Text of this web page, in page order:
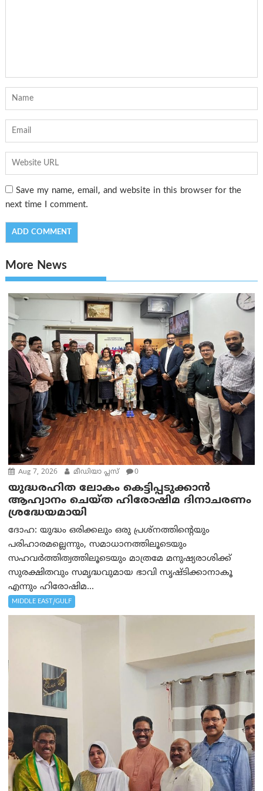
Save my name, email, and website in this browser for the
next time I comment.
More News
Aug 7, 2026 മീഡിയാ പ്ലസ് 0
യുദ്ധരഹിത ലോകം കെട്ടിപ്പടുക്കാന്‍
ആഹ്വാനം ചെയ്ത ഹിരോഷിമ ദിനാചരണം
ശ്രദ്ധേയമായി
ദോഹ: യുദ്ധം ഒരിക്കലും ഒരു പ്രശ്‌നത്തിന്റെയും
പരിഹാരമല്ലെന്നും, സമാധാനത്തിലൂടെയും
സഹവര്‍ത്തിത്വത്തിലൂടെയും മാത്രമേ മനുഷ്യരാശിക്ക്
സുരക്ഷിതവും സമൃദ്ധവുമായ ഭാവി സൃഷ്ടിക്കാനാകൂ
എന്നും ഹിരോഷിമ...
MIDDLE EAST/GULF